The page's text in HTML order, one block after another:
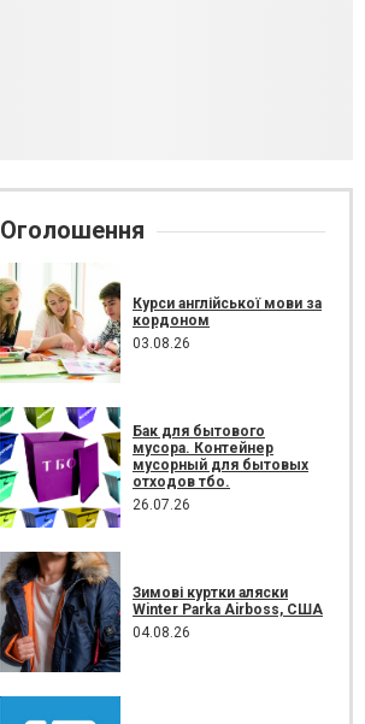
Оголошення
Курси англійської мови за
кордоном
03.08.26
Бак для бытового
мусора. Контейнер
мусорный для бытовых
отходов тбо.
26.07.26
Зимові куртки аляски
Winter Parka Airboss, США
04.08.26